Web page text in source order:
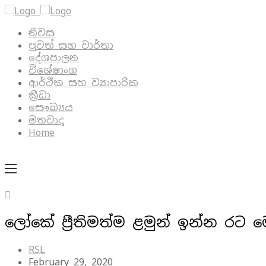
නිවස
පුවත් සහ වාර්තා
දේශපාලන
විශේෂාංග
ආර්ථික සහ ව්‍යාපාරික
ක්‍රීඩා
සෞඛ්‍යය
මතවාද
Home
ලෝකේ ප්‍රීතිමත්ම ළමුන් ඉන්න රට
RSL
February 29, 2020